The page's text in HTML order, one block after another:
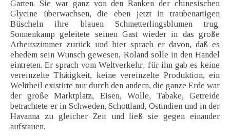
Garten. Sie war ganz von den Ranken der chinesischen
Glycine überwachsen, die eben jetzt in traubenartigen
Büscheln ihre blauen Schmetterlingsblumen trug.
Sonnenkamp geleitete seinen Gast wieder in das große
Arbeitszimmer zurück und hier sprach er davon, daß es
ehedem sein Wunsch gewesen, Roland solle in den Handel
eintreten. Er sprach vom Weltverkehr; für ihn gab es keine
vereinzelte Thätigkeit, keine vereinzelte Produktion, ein
Welttheil existirte nur durch den andern, die ganze Erde war
der große Marktplatz, Eisen, Wolle, Tabake, Getreide
betrachtete er in Schweden, Schottland, Ostindien und in der
Havanna zu gleicher Zeit und ließ sie gegen einander
aufstauen.